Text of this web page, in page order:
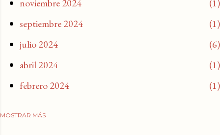
noviembre 2024
1
septiembre 2024
1
julio 2024
6
abril 2024
1
febrero 2024
1
enero 2024
MOSTRAR MÁS